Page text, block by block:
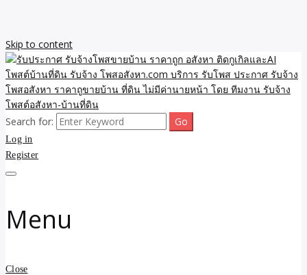
Skip to content
รับประกาศ รับจ้างโพสขาย
บ้าน ราคาถูก อสังหา ติดกู
รับจ้าง โพสอสังหา.com
บริการ รับโพส ประกาศ
รับจ้างโพสขายบ้าน ราคาถูก ประกาศ ขายอสังหา โฆษณา ไม่มีค่านาย
หน้า โพสอสังหา รับจ้างโพสขายบ้านบริการ รับจ้างโพสอสังหา ราคาถูก
ขายบ้าน ขายที่ดิน เว็บประกาศ โพส โฆษณา ลงประกาศฟรี
Search for:
Log in
Register
Menu
Close